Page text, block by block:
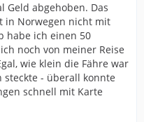
Geld abgehoben. Das
in Norwegen nicht mit
habe ich einen 50
noch von meiner Reise
wie klein die Fähre war
- überall konnte
schnell mit Karte